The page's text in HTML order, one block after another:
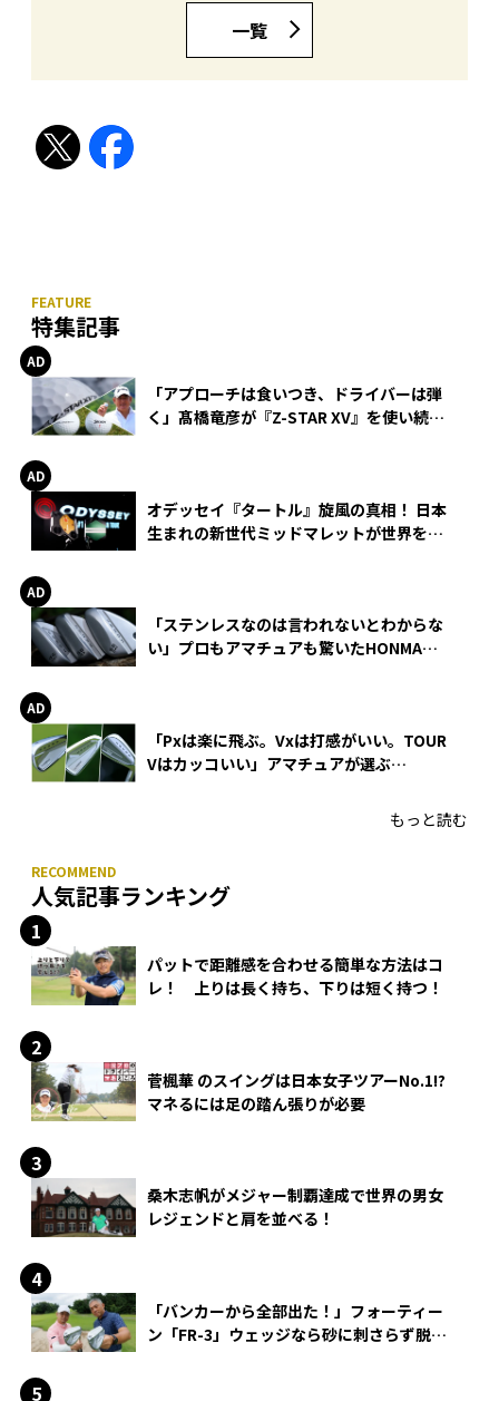
一覧
特集記事
「アプローチは食いつき、ドライバーは弾
く」髙橋竜彦が『Z-STAR XV』を使い続け
オデッセイ『タートル』旋風の真相！ 日本
生まれの新世代ミッドマレットが世界を席
「ステンレスなのは言われないとわからな
い」プロもアマチュアも驚いたHONMA
「Pxは楽に飛ぶ。Vxは打感がいい。TOUR
Vはカッコいい」アマチュアが選ぶ
もっと読む
人気記事ランキング
パットで距離感を合わせる簡単な方法はコ
レ！ 上りは長く持ち、下りは短く持つ！
菅楓華 のスイングは日本女子ツアーNo.1!?
マネるには足の踏ん張りが必要
桑木志帆がメジャー制覇達成で世界の男女
レジェンドと肩を並べる！
「バンカーから全部出た！」フォーティー
ン「FR-3」ウェッジなら砂に刺さらず脱出